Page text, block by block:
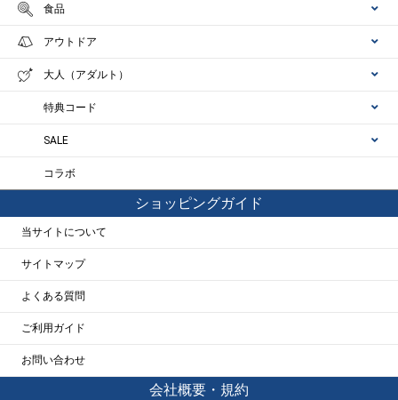
食品
アウトドア
大人（アダルト）
特典コード
SALE
コラボ
ショッピングガイド
当サイトについて
サイトマップ
よくある質問
ご利用ガイド
お問い合わせ
会社概要・規約